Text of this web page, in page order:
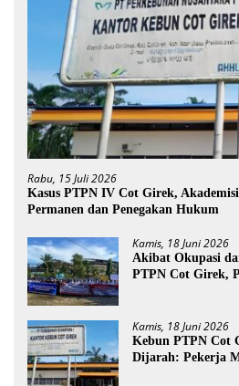
Rabu, 15 Juli 2026
Kasus PTPN IV Cot Girek,
Permanen dan Penegakan Hukum
Kamis, 18 Juni 2026
Akibat Okupasi
PTPN Cot Girek,
Kamis, 18 Juni 2026
Kebun PTPN Cot
Dijarah: Pekerja